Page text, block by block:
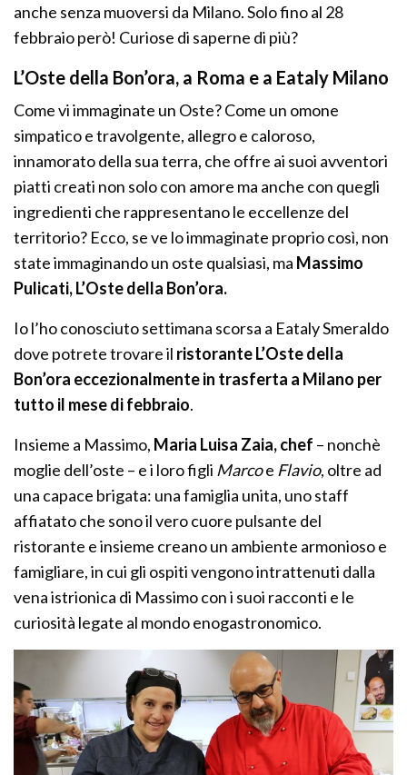
anche senza muoversi da Milano. Solo fino al 28
febbraio però! Curiose di saperne di più?
L’Oste della Bon’ora, a Roma e a Eataly Milano
Come vi immaginate un Oste? Come un omone
simpatico e travolgente, allegro e caloroso,
innamorato della sua terra, che offre ai suoi avventori
piatti creati non solo con amore ma anche con quegli
ingredienti che rappresentano le eccellenze del
territorio? Ecco, se ve lo immaginate proprio così, non
state immaginando un oste qualsiasi, ma Massimo
Pulicati, L’Oste della Bon’ora.
Io l’ho conosciuto settimana scorsa a Eataly Smeraldo
dove potrete trovare il ristorante L’Oste della
Bon’ora eccezionalmente in trasferta a Milano per
tutto il mese di febbraio.
Insieme a Massimo, Maria Luisa Zaia, chef – nonchè
moglie dell’oste – e i loro figli Marcoe Flavio, oltre ad
una capace brigata: una famiglia unita, uno staff
affiatato che sono il vero cuore pulsante del
ristorante e insieme creano un ambiente armonioso e
famigliare, in cui gli ospiti vengono intrattenuti dalla
vena istrionica di Massimo con i suoi racconti e le
curiosità legate al mondo enogastronomico.